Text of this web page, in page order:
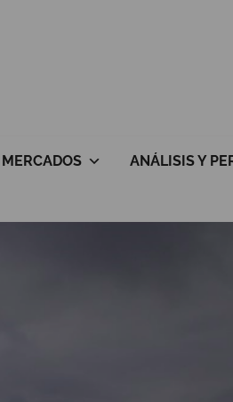
MERCADOS ANÁLISIS Y